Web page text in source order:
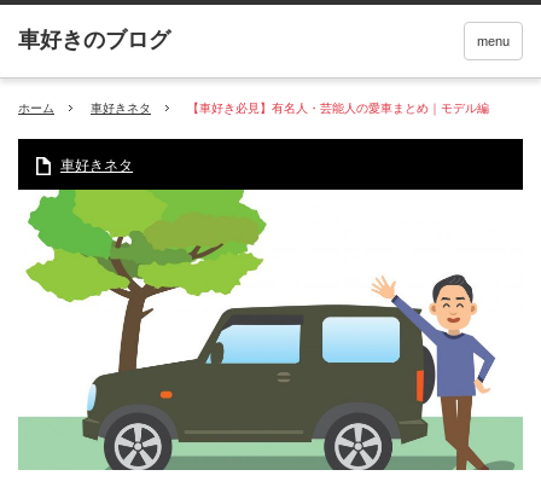
menu
ホーム 車好きネタ 【車好き必見】有名人・芸能人の愛車まとめ｜モデル編
車好きネタ